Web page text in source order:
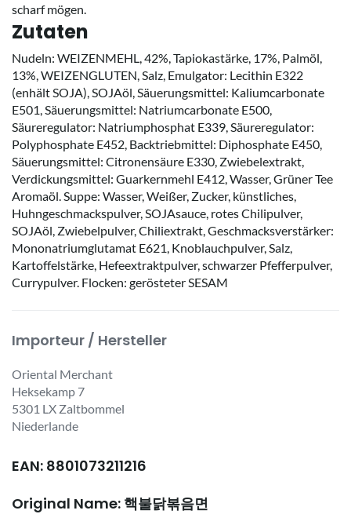
scharf mögen.
Zutaten
Nudeln: WEIZENMEHL, 42%, Tapiokastärke, 17%, Palmöl,
13%, WEIZENGLUTEN, Salz, Emulgator: Lecithin E322
(enhält SOJA), SOJAöl, Säuerungsmittel: Kaliumcarbonate
E501, Säuerungsmittel: Natriumcarbonate E500,
Säureregulator: Natriumphosphat E339, Säureregulator:
Polyphosphate E452, Backtriebmittel: Diphosphate E450,
Säuerungsmittel: Citronensäure E330, Zwiebelextrakt,
Verdickungsmittel: Guarkernmehl E412, Wasser, Grüner Tee
Aromaöl. Suppe: Wasser, Weißer, Zucker, künstliches,
Huhngeschmackspulver, SOJAsauce, rotes Chilipulver,
SOJAöl, Zwiebelpulver, Chiliextrakt, Geschmacksverstärker:
Mononatriumglutamat E621, Knoblauchpulver, Salz,
Kartoffelstärke, Hefeextraktpulver, schwarzer Pfefferpulver,
Currypulver. Flocken: gerösteter SESAM
Importeur / Hersteller
Oriental Merchant
Heksekamp 7
5301 LX Zaltbommel
Niederlande
EAN: 8801073211216
Original Name: 핵불닭볶음면